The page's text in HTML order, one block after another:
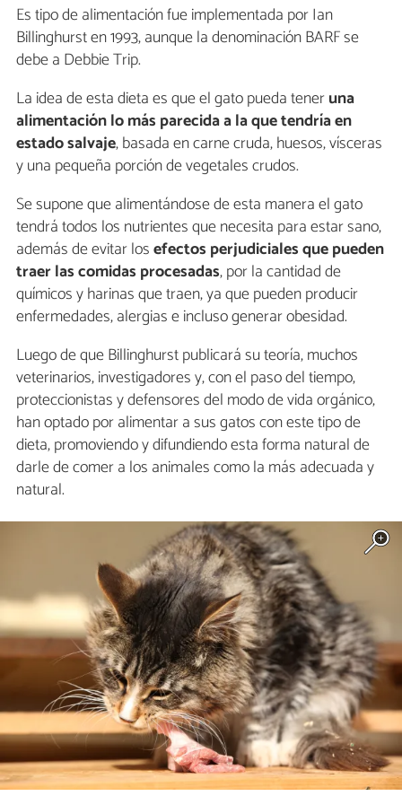
Es tipo de alimentación fue implementada por Ian
Billinghurst en 1993, aunque la denominación BARF se
debe a Debbie Trip.
La idea de esta dieta es que el gato pueda teneruna
alimentación lo más parecida a la que tendría en
estado salvaje, basada en carne cruda, huesos, vísceras
y una pequeña porción de vegetales crudos.
Se supone que alimentándose de esta manera el gato
tendrá todos los nutrientes que necesita para estar sano,
además de evitar losefectos perjudiciales que pueden
traer las comidas procesadas, por la cantidad de
químicos y harinas que traen, ya que pueden producir
enfermedades, alergias e incluso generar obesidad.
Luego de que Billinghurst publicará su teoría, muchos
veterinarios, investigadores y, con el paso del tiempo,
proteccionistas y defensores del modo de vida orgánico,
han optado por alimentar a sus gatos con este tipo de
dieta, promoviendo y difundiendo esta forma natural de
darle de comer a los animales como la más adecuada y
natural.